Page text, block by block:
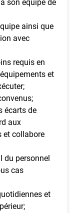
son équipe de
ainsi que
avec
requis en
et
écarts de
aux
et collabore
du personnel
cas
et